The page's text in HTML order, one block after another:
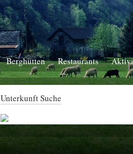
Berghütten Restaurants
Unterkunft Suche